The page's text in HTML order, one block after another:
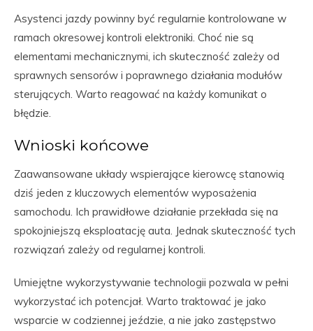
Asystenci jazdy powinny być regularnie kontrolowane w
ramach okresowej kontroli elektroniki. Choć nie są
elementami mechanicznymi, ich skuteczność zależy od
sprawnych sensorów i poprawnego działania modułów
sterujących. Warto reagować na każdy komunikat o
błędzie.
Wnioski końcowe
Zaawansowane układy wspierające kierowcę stanowią
dziś jeden z kluczowych elementów wyposażenia
samochodu. Ich prawidłowe działanie przekłada się na
spokojniejszą eksploatację auta. Jednak skuteczność tych
rozwiązań zależy od regularnej kontroli.
Umiejętne wykorzystywanie technologii pozwala w pełni
wykorzystać ich potencjał. Warto traktować je jako
wsparcie w codziennej jeździe, a nie jako zastępstwo